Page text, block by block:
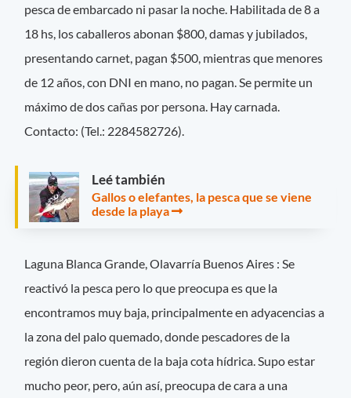
pesca de embarcado ni pasar la noche. Habilitada de 8 a
18 hs, los caballeros abonan $800, damas y jubilados,
presentando carnet, pagan $500, mientras que menores
de 12 años, con DNI en mano, no pagan. Se permite un
máximo de dos cañas por persona. Hay carnada.
Contacto: (Tel.: 2284582726).
Leé también
Gallos o elefantes, la pesca que se viene
desde la playa
Laguna Blanca Grande, Olavarría Buenos Aires : Se
reactivó la pesca pero lo que preocupa es que la
encontramos muy baja, principalmente en adyacencias a
la zona del palo quemado, donde pescadores de la
región dieron cuenta de la baja cota hídrica. Supo estar
mucho peor, pero, aún así, preocupa de cara a una